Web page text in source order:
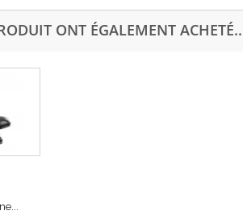
ONT ÉGALEMENT